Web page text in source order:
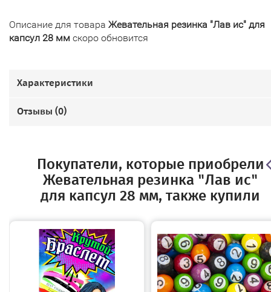
Описание для товара Жевательная резинка "Лав ис" для
капсул 28 мм скоро обновится
Характеристики
Отзывы (0)
Покупатели, которые приобрели
Жевательная резинка "Лав ис"
для капсул 28 мм, также купили